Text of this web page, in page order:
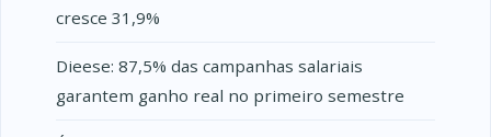
cresce 31,9%
Dieese: 87,5% das campanhas salariais
garantem ganho real no primeiro semestre